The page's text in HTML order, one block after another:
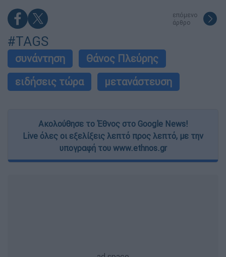
επόμενο
άρθρο
#TAGS
συνάντηση
Θάνος Πλεύρης
ειδήσεις τώρα
μετανάστευση
Ακολούθησε το Έθνος στο Google News!
Live όλες οι εξελίξεις λεπτό προς λεπτό, με την
υπογραφή του www.ethnos.gr